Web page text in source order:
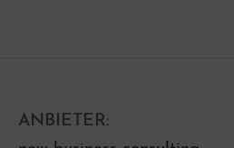
ANBIETER: